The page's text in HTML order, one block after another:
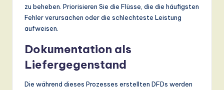
zu beheben. Priorisieren Sie die Flüsse, die die häufigsten
Fehler verursachen oder die schlechteste Leistung
aufweisen.
Dokumentation als
Liefergegenstand
Die während dieses Prozesses erstellten DFDs werden